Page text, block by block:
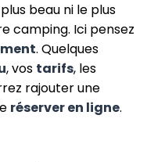
beau ni le plus
camping. Ici pensez
. Quelques
, vos tarifs, les
rajouter une
réserver en ligne.